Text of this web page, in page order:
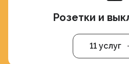
Розетки и
11 услуг